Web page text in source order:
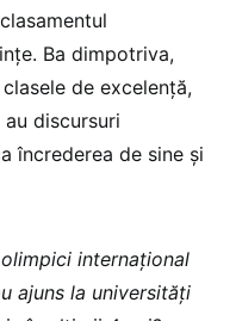
Ba dimpotriva,
de excelență,
discursuri
încrederea de sine și
internațional
ajuns la universități